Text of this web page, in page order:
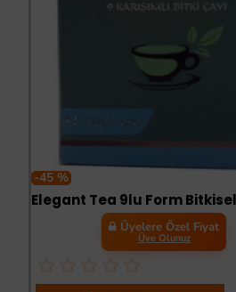
-45 %
Üyelere Özel Fiyat
Üye Olunuz